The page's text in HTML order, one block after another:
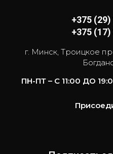
+375
+375
г. Минск, Троицкое
ПН-ПТ – С 11:00 ДО